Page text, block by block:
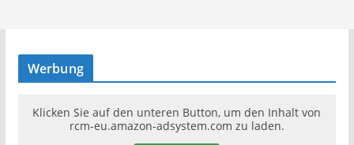
Werbung
Klicken Sie auf den unteren Button, um den Inhalt von
rcm-eu.amazon-adsystem.com zu laden.